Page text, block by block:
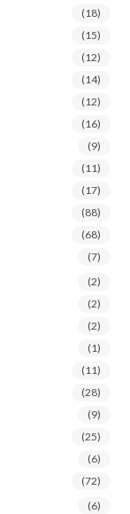
(18)
(15)
(12)
(14)
(12)
(16)
(9)
(11)
(17)
(88)
(68)
(7)
(2)
(2)
(2)
(1)
(11)
(28)
(9)
(25)
(6)
(72)
(6)